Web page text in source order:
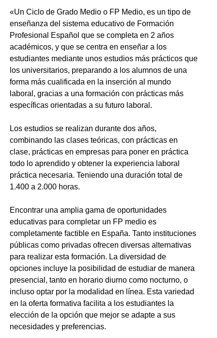
«Un Ciclo de Grado Medio o FP Medio, es un tipo de
enseñanza del sistema educativo de Formación
Profesional Español que se completa en 2 años
académicos, y que se centra en enseñar a los
estudiantes mediante unos estudios más prácticos que
los universitarios, preparando a los alumnos de una
forma más cualificada en la inserción al mundo
laboral, gracias a una formación con prácticas más
específicas orientadas a su futuro laboral.
Los estudios se realizan durante dos años,
combinando las clases teóricas, con prácticas en
clase, prácticas en empresas para poner en práctica
todo lo aprendido y obtener la experiencia laboral
práctica necesaria. Teniendo una duración total de
1.400 a 2.000 horas.
Encontrar una amplia gama de oportunidades
educativas para completar un FP medio es
completamente factible en España. Tanto instituciones
públicas como privadas ofrecen diversas alternativas
para realizar esta formación. La diversidad de
opciones incluye la posibilidad de estudiar de manera
presencial, tanto en horario diurno como nocturno, o
incluso optar por la modalidad en línea. Esta variedad
en la oferta formativa facilita a los estudiantes la
elección de la opción que mejor se adapte a sus
necesidades y preferencias.